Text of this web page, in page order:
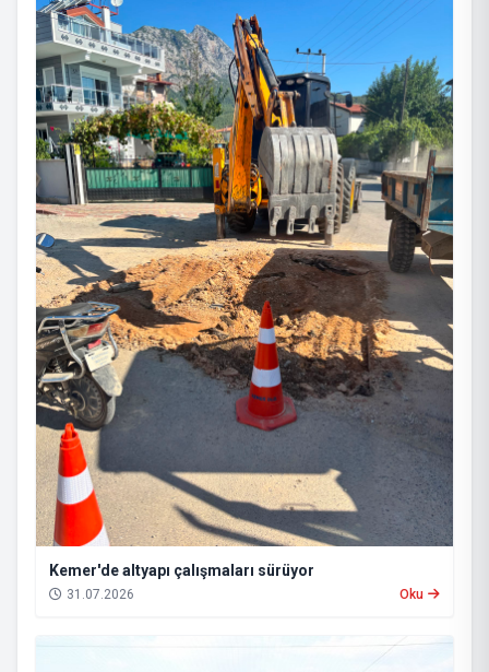
Kemer'de altyapı çalışmaları sürüyor
31.07.2026 Oku